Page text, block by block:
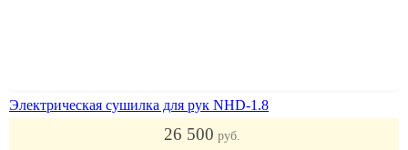
Электрическая сушилка для рук NHD-1.8
26 500 руб.